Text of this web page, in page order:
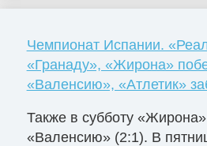
Чемпионат Испании.
«Гранаду», «Жирона»
«Валенсию», «Атлетик»
Также в субботу
«Валенсию» (2:1). В